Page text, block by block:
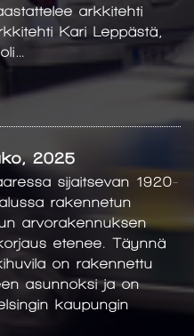
arkkitehti
Kari Leppästä,
2025
sijaitsevan 1920-
rakennetun
arvorakennuksen
etenee. Täynnä
on rakennettu
asunnoksi ja on
kaupungin